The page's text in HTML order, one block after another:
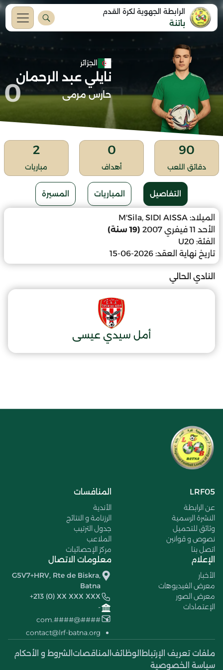
الرابطة الجهوية لكرة القدم
باتنة
الجزائر
نايلي عبد الرحمان
حارس مرمى 0
90
دقائق اللعب
0
أهداف
2
مباريات
التفاصيل المباريات المسيرة
الميلاد: M'Sila, SIDI AISSA
الأحد 11 فيفري 2007
(19 سنة)
الفئة: U20
تاريخ نهاية العقد: 2026-06-15
النادي الحالي
أمل سيدي عيسى
LRF05
عن الرابطة
النشرة الرسمية
وثائق للتحميل
نصوص و قوانين
اتصل بنا
المنافسات
الأندية
الرزنامة و النتائج
جدول الترتيب
الملاعب
مركز الإحصائيات
الإعلام
الأخبار
معرض الفيديوهات
معرض الصور
الإعتمادات
معلومات الاتصال
G5V7+HRV, Rte de Biskra,
Batna
+213 (0) XX XXX XXX
-
####@####.com
contact@lrf-batna.org
ملفات تعريف الإرتباط الوظائف المناقصات الشروط و الأحكام
سياسة الخصوصية